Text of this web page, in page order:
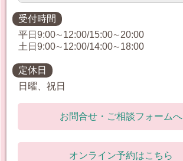
受付時間
平日9:00∼12:00/15:00∼20:00
土日9:00∼12:00/14:00∼18:00
定休日
日曜、祝日
お問合せ・ご相談フォームへ
オンライン予約はこちら